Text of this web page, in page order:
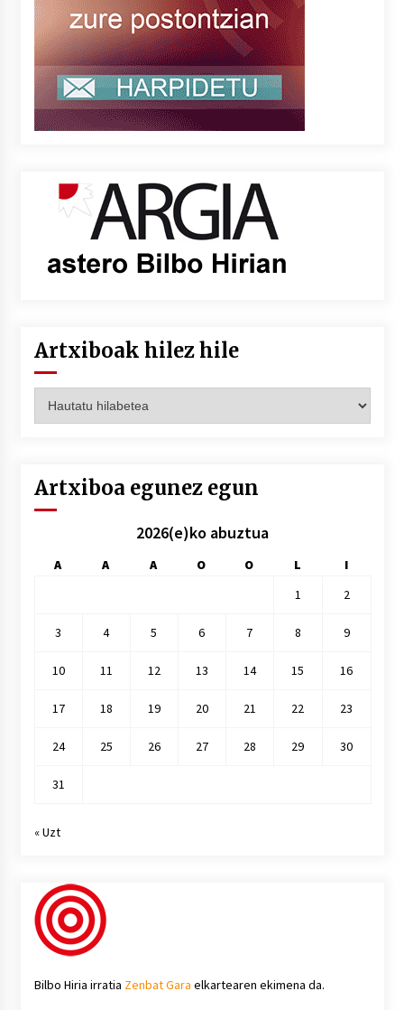
Artxiboak hilez hile
hilez
Artxiboa egunez egun
2026(e)ko abuztua
A A A O O L
I
1
2
3 4 5 6 7 8 9
10 11 12 13 14 15 16
17 18 19 20 21 22 23
24 25 26 27 28 29 30
31
« Uzt
Bilbo Hiria irratia Zenbat Gara elkartearen ekimena da.